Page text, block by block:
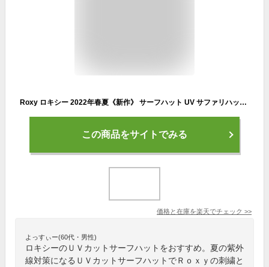
Roxy ロキシー 2022年春夏《新作》 サーフハット UV サファリハット レディース UVカット 帽子 日よけ 首 首の後ろ 日焼け防止 あご紐 おしゃれ RSA221758
この商品をサイトでみる
価格と在庫を楽天でチェック >>
よっすぃー(60代・男性)
ロキシーのＵＶカットサーフハットをおすすめ。夏の紫外
線対策になるＵＶカットサーフハットでＲｏｘｙの刺繍と